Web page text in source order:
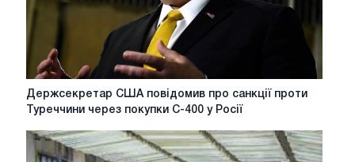
автомобілебудуванні
Держсекретар
США
про
санкції
Держсекретар США повідомив про санкції проти
Туреччини через покупки С-400 у Росії